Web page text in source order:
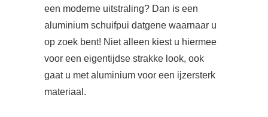
een moderne uitstraling? Dan is een
aluminium schuifpui datgene waarnaar u
op zoek bent! Niet alleen kiest u hiermee
voor een eigentijdse strakke look, ook
gaat u met aluminium voor een ijzersterk
materiaal.